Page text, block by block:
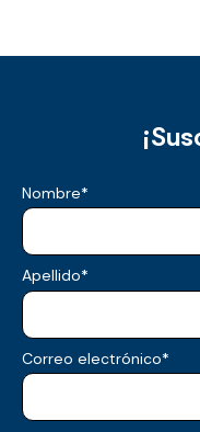
Nombre*
Apellido*
Correo electrónico*